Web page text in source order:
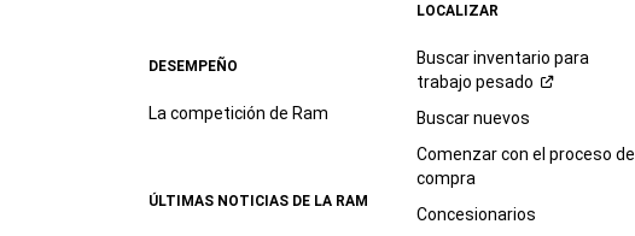
DESEMPEÑO
La competición de Ram
ÚLTIMAS NOTICIAS DE LA RAM
LOCALIZAR
Buscar inventario para
trabajo pesado
Buscar nuevos
Comenzar con el proceso de
compra
Concesionarios